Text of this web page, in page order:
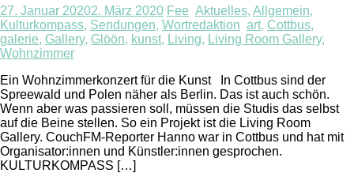
27. Januar 20202. März 2020 Fee Aktuelles, Allgemein,
Kulturkompass, Sendungen, Wortredaktion art, Cottbus,
galerie, Gallery, Glöön, kunst, Living, Living Room Gallery,
Wohnzimmer
Ein Wohnzimmerkonzert für die Kunst In Cottbus sind der
Spreewald und Polen näher als Berlin. Das ist auch schön.
Wenn aber was passieren soll, müssen die Studis das selbst
auf die Beine stellen. So ein Projekt ist die Living Room
Gallery. CouchFM-Reporter Hanno war in Cottbus und hat mit
Organisator:innen und Künstler:innen gesprochen.
KULTURKOMPASS […]